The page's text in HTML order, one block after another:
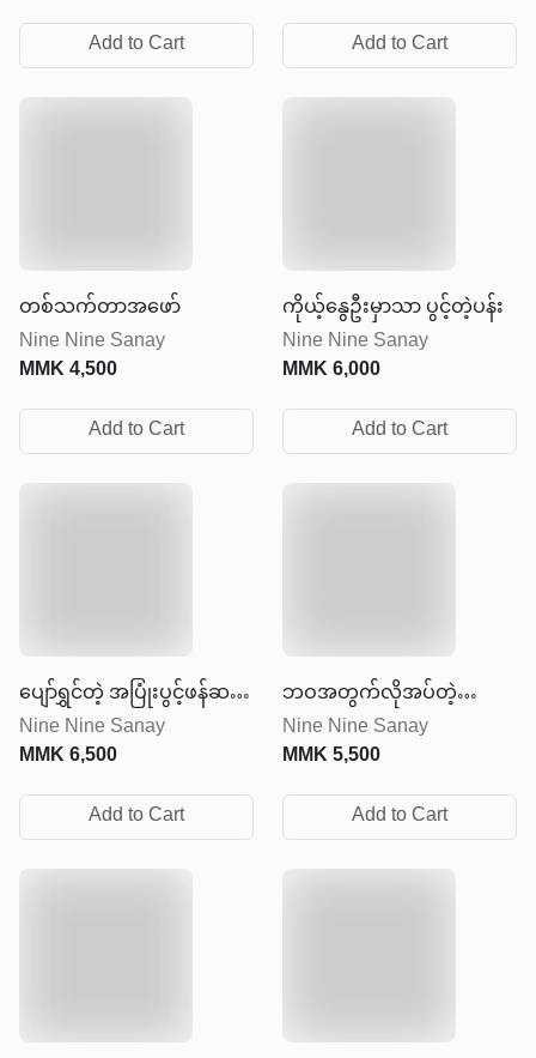
Add to Cart
Add to Cart
တစ်သက်တာအဖော်
Nine Nine Sanay
MMK4,500
Add to Cart
ကိုယ့်နွေဦးမှာသာ ပွင့်တဲ့ပန်း
Nine Nine Sanay
MMK6,000
Add to Cart
ပျော်ရွှင်တဲ့ အပြုံးပွင့်ဖန်ဆင်း
ခြင်း
Nine Nine Sanay
MMK6,500
Add to Cart
ဘဝအတွက်လိုအပ်တဲ့
အားဆေး
Nine Nine Sanay
MMK5,500
Add to Cart